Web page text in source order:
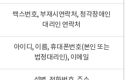
팩스번호, 부재시연락처, 청각장애인
대리인 연락처
아이디, 이름, 휴대폰번호(본인 또는
법정대리인), 이메일